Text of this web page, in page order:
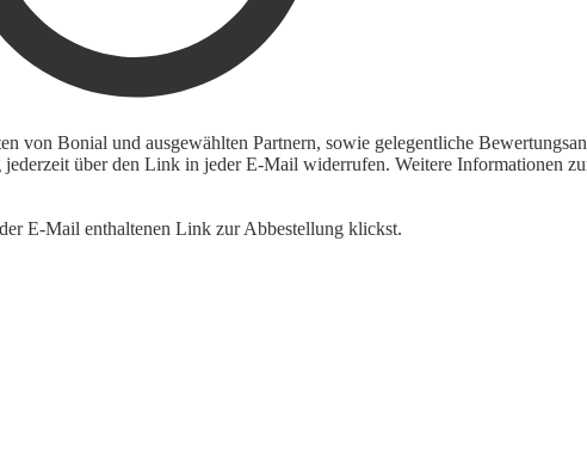
von Bonial und ausgewählten Partnern, sowie gelegentliche
über den Link in jeder E-Mail widerrufen. Weitere Informationen
E-Mail enthaltenen Link zur Abbestellung klickst.